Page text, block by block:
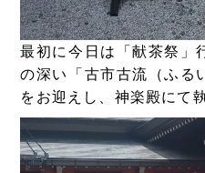
最初に今日は「献茶祭」
の深い「古市古流（ふる
をお迎えし、神楽殿にて